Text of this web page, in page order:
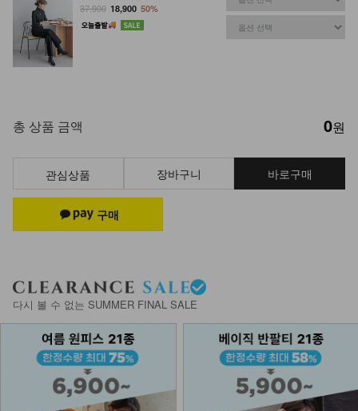
37,900 18,900 50%
총 상품 금액 0원
관심상품 장바구니 바로구매
다시 볼 수 없는 SUMMER FINAL SALE